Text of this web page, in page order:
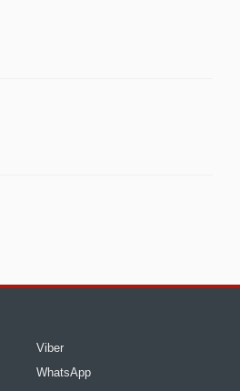
Viber
WhatsApp